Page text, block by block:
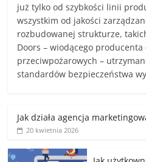
już tylko od szybkości linii
wszystkim od jakości
rozbudowanej strukturze,
Doors – wiodącego
przeciwpożarowych –
standardów bezpieczeństwa
Jak działa agencja
20 kwietnia 2026